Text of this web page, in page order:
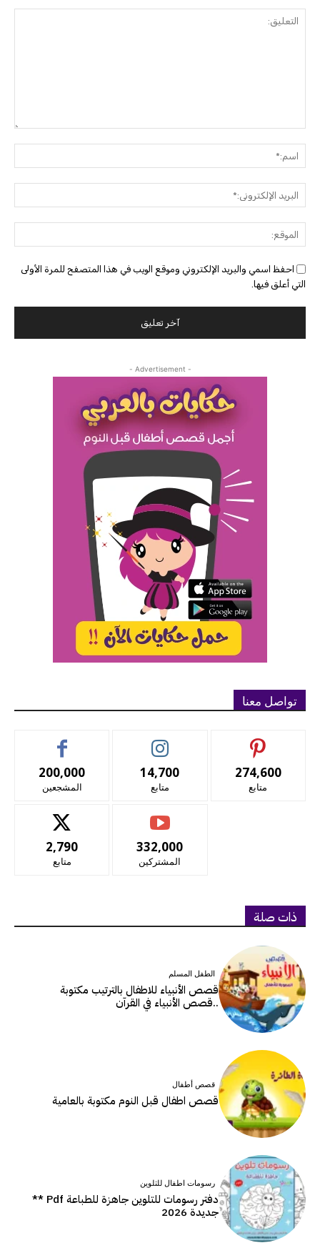
احفظ اسمي والبريد الإلكتروني وموقع الويب في هذا المتصفح للمرة الأولى
التي أعلق فيها.
- Advertisement -
تواصل معنا
200,000
المشجعين
14,700
متابع
274,600
متابع
2,790
متابع
332,000
المشتركين
ذات صلة
الطفل المسلم
قصص الأنبياء للاطفال بالترتيب مكتوبة
..قصص الأنبياء في القرآن
قصص أطفال
قصص اطفال قبل النوم مكتوبة بالعامية
رسومات اطفال للتلوين
دفتر رسومات للتلوين جاهزة للطباعة Pdf **
جديدة 2026